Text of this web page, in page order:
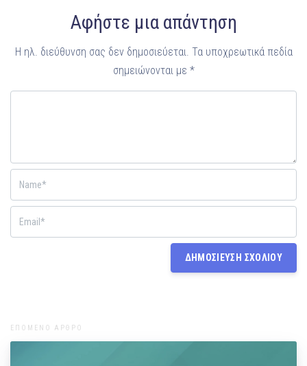
Αφήστε μια απάντηση
Η ηλ. διεύθυνση σας δεν δημοσιεύεται. Τα υποχρεωτικά πεδία
σημειώνονται με *
ΕΠΟΜΕΝΟ ΑΡΘΡΟ